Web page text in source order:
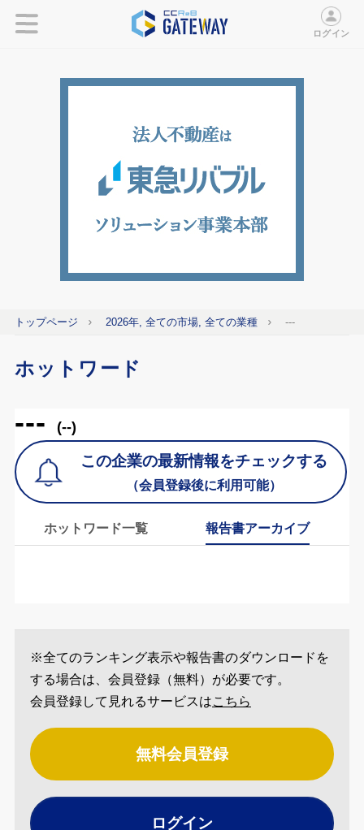
ログイン
トップページ 2026年, 全ての市場, 全ての業種 ---
ホットワード
--- (--)
この企業の最新情報をチェックする
（会員登録後に利用可能）
ホットワード一覧 報告書アーカイブ
※全てのランキング表示や報告書のダウンロードを
する場合は、会員登録（無料）が必要です。
会員登録して見れるサービスはこちら
無料会員登録
ログイン